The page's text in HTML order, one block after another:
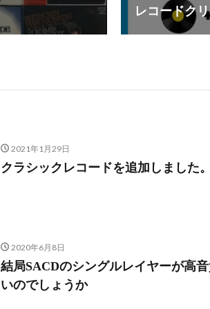
レコードク
2021年1月29日
クラシックレコードを追加しました。
2020年6月8日
結局SACDのシングルレイヤーが高
いのでしょうか